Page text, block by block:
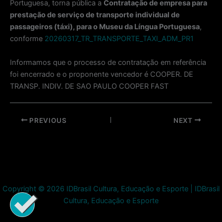
Portuguesa, torna pública a Contratação de empresa para
prestação de serviço de transporte individual de
passageiros (táxi), para o Museu da Língua Portuguesa,
conforme 20260317_TR_TRANSPORTE_TAXI_ADM_PR1
Informamos que o processo de contratação em referência
foi encerrado e o proponente vencedor é COOPER. DE
TRANSP. INDIV. DE SAO PAULO COOPER FAST
Post
PREVIOUS NEXT
Copyright © 2026 IDBrasil Cultura, Educação e Esporte | IDBrasil
Cultura, Educação e Esporte